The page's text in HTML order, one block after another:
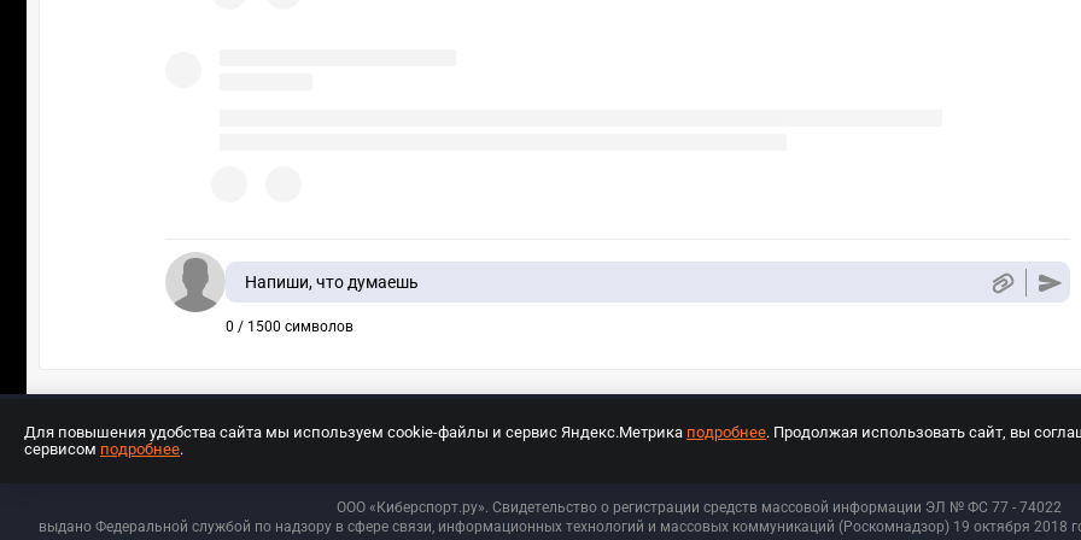
Напиши, что думаешь
0 / 1500 символов
ООО «Киберспорт.ру». Свидетельство о регистрации средств массовой информации ЭЛ № ФС 77 - 74022
выдано Федеральной службой по надзору в сфере связи, информационных технологий и массовых коммуникаций (Роскомнадзор) 19 октября 2018
Для повышения удобства сайта мы используем cookie-файлы и сервис Яндекс.Метрика подробнее. Продолжая использовать сайт, вы
сервисом подробнее.